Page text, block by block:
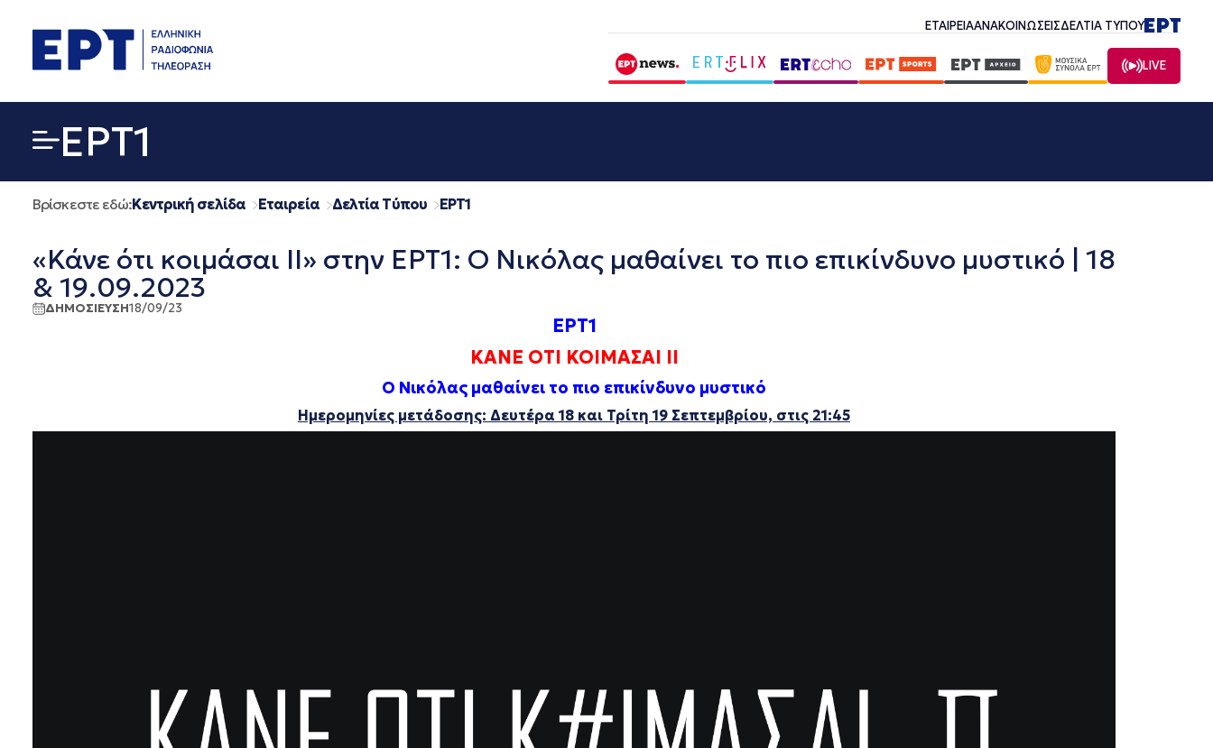
περιεχόμενο
ΕΤΑΙΡΕΙΑΑΝΑΚΟΙΝΩΣΕΙΣΔΕΛΤΙΑ ΤΥΠΟΥ
LIVE
EΡΤ1
Βρίσκεστε εδώ:Κεντρική σελίδα Εταιρεία Δελτία Τύπου EΡΤ1
«Κάνε ότι κοιμάσαι II» στην ΕΡΤ1: O Νικόλας μαθαίνει το πιο επικίνδυνο μυστικό | 18
& 19.09.2023
ΔΗΜΟΣΙΕΥΣΗ18/09/23
ΕΡΤ1
ΚΑΝΕ ΟΤΙ ΚΟΙΜΑΣΑΙ ΙΙ
O Νικόλας μαθαίνει το πιο επικίνδυνο μυστικό
Ημερομηνίες μετάδοσης: Δευτέρα 18 και Τρίτη 19 Σεπτεμβρίου, στις 21:45